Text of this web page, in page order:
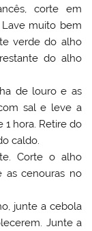
corte em
muito bem
verde do alho
do alho
de louro e as
sal e leve a
hora. Retire do
caldo.
Corte o alho
as cenouras no
junte a cebola
Junte a